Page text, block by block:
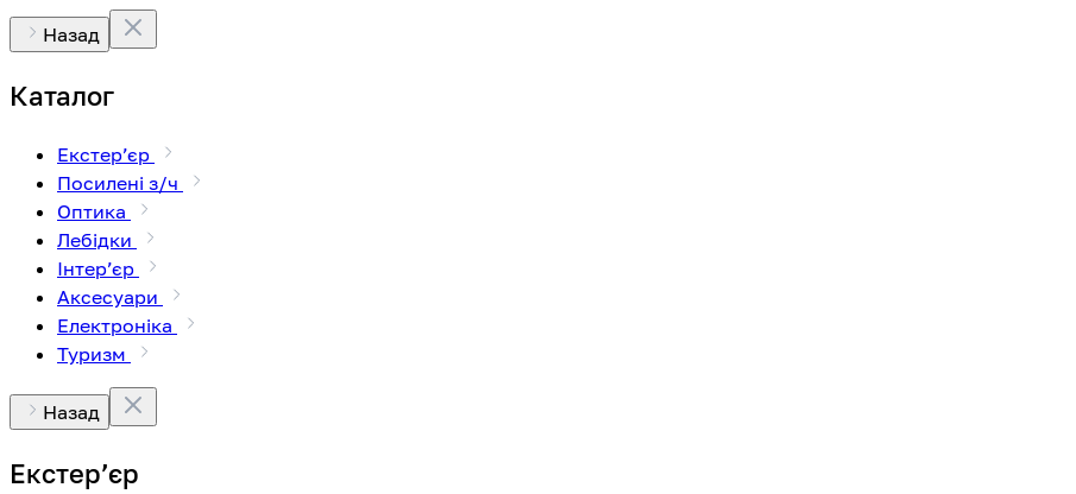
Назад
Каталог
Екстерʼєр
Посилені з/ч
Оптика
Лебідки
Інтерʼєр
Аксесуари
Електроніка
Туризм
Назад
Екстерʼєр